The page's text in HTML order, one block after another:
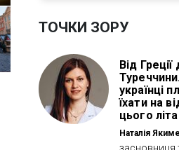
ТОЧКИ ЗОРУ
Від Греції
українці
їхати на
цього літа
Наталія